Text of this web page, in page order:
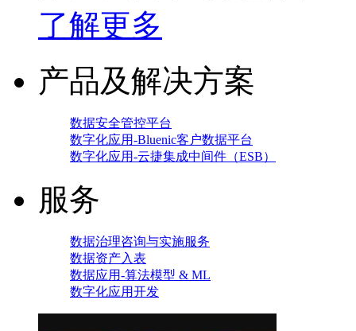
了解更多
产品及解决方案
数据安全管控平台
数字化应用-Bluenic客户数据平台
数字化应用-云捷集成中间件（ESB）
服务
数据治理咨询与实施服务
数据资产入表
数据应用-算法模型 & ML
数字化应用开发